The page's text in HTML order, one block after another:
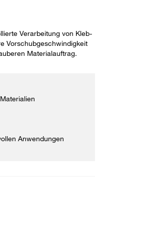
Verarbeitung von Kleb-
Vorschubgeschwindigkeit
Materialauftrag.
Anwendungen